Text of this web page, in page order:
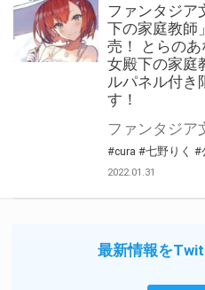
ファンタジア
下の家庭教師
売！ とらの
女殿下の家庭
ルパネル付き
す！
#cura #七野りく #
2022.01.31
最新情報を